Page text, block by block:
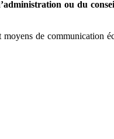
ou du
moyens de communication